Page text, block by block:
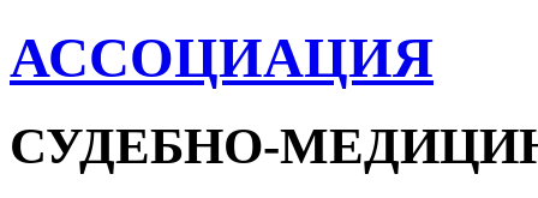
АССОЦИАЦИЯ
СУДЕБНО-